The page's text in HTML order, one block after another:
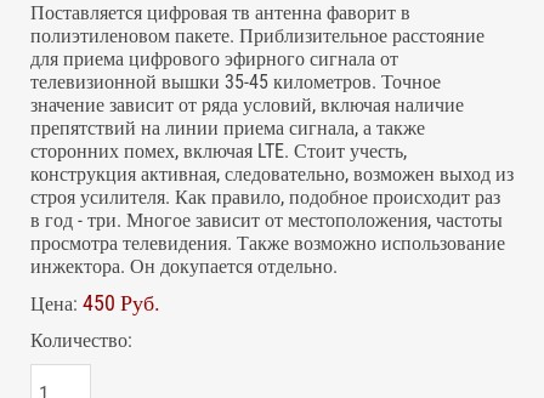
Поставляется цифровая тв антенна фаворит в
полиэтиленовом пакете. Приблизительное расстояние
для приема цифрового эфирного сигнала от
телевизионной вышки 35-45 километров. Точное
значение зависит от ряда условий, включая наличие
препятствий на линии приема сигнала, а также
сторонних помех, включая LTE. Стоит учесть,
конструкция активная, следовательно, возможен выход из
строя усилителя. Как правило, подобное происходит раз
в год - три. Многое зависит от местоположения, частоты
просмотра телевидения. Также возможно использование
инжектора. Он докупается отдельно.
Цена: 450 Руб.
Количество: